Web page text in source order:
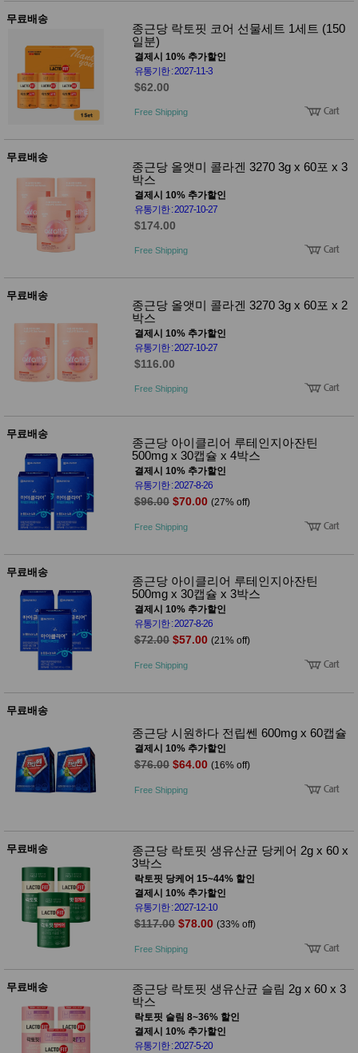
무료배송
종근당 락토핏 코어 선물세트 1세트 (150
일분)
결제시 10% 추가할인
유통기한 : 2027-11-3
$62.00
Free Shipping
무료배송
종근당 올앳미 콜라겐 3270 3g x 60포 x 3
박스
결제시 10% 추가할인
유통기한 : 2027-10-27
$174.00
Free Shipping
무료배송
종근당 올앳미 콜라겐 3270 3g x 60포 x 2
박스
결제시 10% 추가할인
유통기한 : 2027-10-27
$116.00
Free Shipping
무료배송
종근당 아이클리어 루테인지아잔틴
500mg x 30캡슐 x 4박스
결제시 10% 추가할인
유통기한 : 2027-8-26
$96.00 $70.00 (27% off)
Free Shipping
무료배송
종근당 아이클리어 루테인지아잔틴
500mg x 30캡슐 x 3박스
결제시 10% 추가할인
유통기한 : 2027-8-26
$72.00 $57.00 (21% off)
Free Shipping
무료배송
종근당 시원하다 전립쎈 600mg x 60캡슐
결제시 10% 추가할인
$76.00 $64.00 (16% off)
Free Shipping
무료배송
종근당 락토핏 생유산균 당케어 2g x 60 x
3박스
락토핏 당케어 15~44% 할인
결제시 10% 추가할인
유통기한 : 2027-12-10
$117.00 $78.00 (33% off)
Free Shipping
무료배송
종근당 락토핏 생유산균 슬림 2g x 60 x 3
박스
락토핏 슬림 8~36% 할인
결제시 10% 추가할인
유통기한 : 2027-5-20